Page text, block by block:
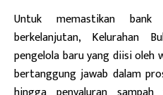
Untuk memastikan
berkelanjutan, Kelurahan
pengelola baru yang diisi oleh
bertanggung jawab dalam